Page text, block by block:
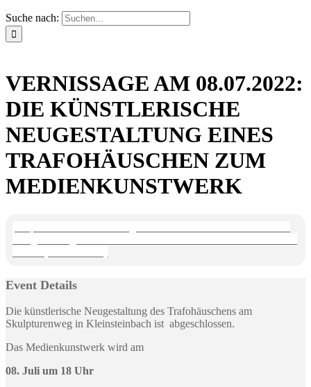
Suche nach:
VERNISSAGE AM 08.07.2022:
DIE KÜNSTLERISCHE
NEUGESTALTUNG EINES
TRAFOHÄUSCHEN ZUM
MEDIENKUNSTWERK
Event Details
Die künstlerische Neugestaltung des Trafohäuschens am
Skulpturenweg in Kleinsteinbach ist abgeschlossen.
Das Medienkunstwerk wird am
08. Juli um 18 Uhr